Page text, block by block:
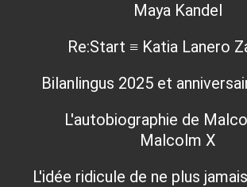
Maya Kandel
Re:Start ≡ Katia Lanero
Bilanlingus 2025 et
L'autobiographie de
Malcolm X
L'idée ridicule de ne plus